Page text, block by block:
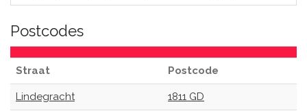
Postcodes
Straat Postcode
Lindegracht 1811 GD